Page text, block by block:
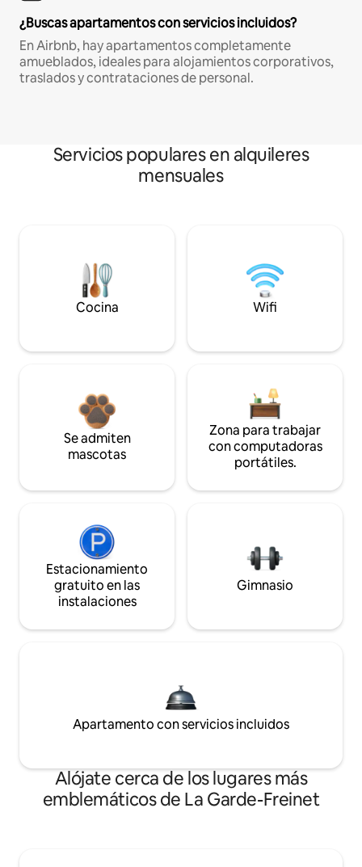
¿Buscas apartamentos con servicios incluidos?
En Airbnb, hay apartamentos completamente
amueblados, ideales para alojamientos corporativos,
traslados y contrataciones de personal.
Servicios populares en alquileres
mensuales
Cocina Wifi
Se admiten
mascotas
Zona para trabajar
con computadoras
portátiles.
Estacionamiento
gratuito en las
instalaciones
Gimnasio
Apartamento con servicios incluidos
Alójate cerca de los lugares más
emblemáticos de La Garde-Freinet